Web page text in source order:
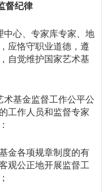
督纪律
中心、专家库专家、地
应恪守职业道德，遵
自觉维护国家艺术基
术基金监督工作公平公
工作人员和监督专家
金各项规章制度的有
观公正地开展监督工